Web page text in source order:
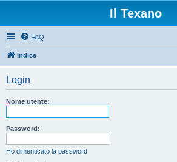
Il Texano
FAQ
Indice
Login
Nome utente:
Password:
Ho dimenticato la password